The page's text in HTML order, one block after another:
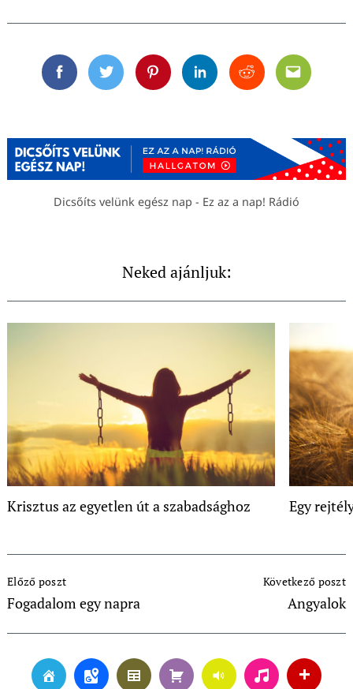
FacebookTwitterPinterestLinkedinRedditEmail
Dicsőíts velünk egész nap - Ez az a nap! Rádió
Neked ajánljuk:
Krisztus az egyetlen út a szabadsághoz Egy
Navigation
Előző poszt
Fogadalom egy napra
Következő poszt
Angyalok